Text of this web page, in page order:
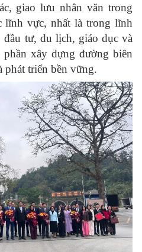
giao lưu nhân văn trong
lĩnh vực, nhất là trong lĩnh
tư, du lịch, giáo dục và
xây dựng đường biên
triển bền vững.